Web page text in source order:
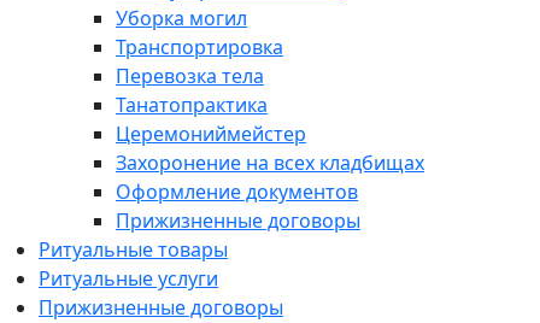
Уборка могил
Транспортировка
Перевозка тела
Танатопрактика
Церемониймейстер
Захоронение на всех кладбищах
Оформление документов
Прижизненные договоры
Ритуальные товары
Ритуальные услуги
Прижизненные договоры